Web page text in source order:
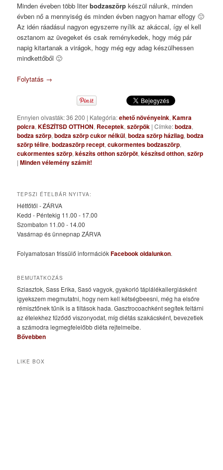
Minden éveben több literbodzaszörp készül nálunk, minden
évben nő a mennyiség és minden évben nagyon hamar elfogy 🙂
Az idén ráadásul nagyon egyszerre nyílik az akáccal, így el kell
osztanom az üvegeket és csak reménykedek, hogy még pár
napig kitartanak a virágok, hogy még egy adag készülhessen
mindkettőből 🙂
Folytatás →
Ennyien olvasták: 36 200 | Kategória:ehető növényeink,Kamra
polcra,KÉSZÍTSD OTTHON, Receptek,szörpök |Címke:bodza,
bodza szörp,bodza szörp cukor nélkül,bodza szörp házilag,bodza
szörp télire,bodzaszörp recept,cukormentes bodzaszörp,
cukormentes szörp,készíts otthon szörpöt,készítsd otthon,szörp
|Minden vélemény számít!
TEPSZI ÉTELBÁR NYITVA:
Hétfőtől - ZÁRVA
Kedd - Péntekig 11.00 - 17.00
Szombaton 11.00 - 14.00
Vasárnap és ünnepnap ZÁRVA
Folyamatosan frissülő információkFacebook oldalunkon.
BEMUTATKOZÁS
Sziasztok, Sass Erika, Sasó vagyok, gyakorló táplálékallergiásként
igyekszem megmutatni, hogy nem kell kétségbeesni, még ha elsőre
rémisztőnek tűnik is a tiltások hada. Gasztrocoachként segítek feltárni
az ételekhez fűződő viszonyodat, míg diétás szakácsként, bevezetlek
a számodra legmegfelelőbb diéta rejtelmeibe.
Bővebben
LIKE BOX